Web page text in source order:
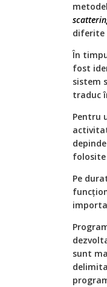
diferite
În
fost
sistem
traduc
Pentru
folosite
Pe
sunt